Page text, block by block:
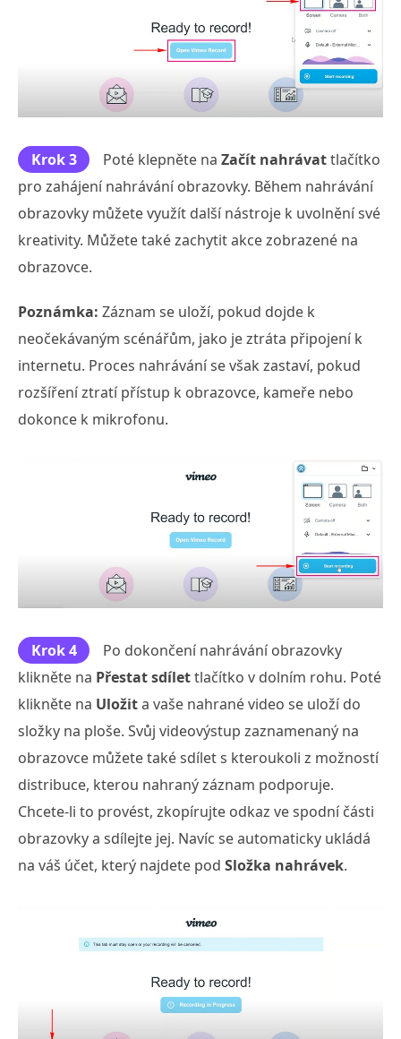
Krok 3 Poté klepněte na Začít nahrávattlačítko
pro zahájení nahrávání obrazovky. Během nahrávání
obrazovky můžete využít další nástroje k uvolnění své
kreativity. Můžete také zachytit akce zobrazené na
obrazovce.
Poznámka: Záznam se uloží, pokud dojde k
neočekávaným scénářům, jako je ztráta připojení k
internetu. Proces nahrávání se však zastaví, pokud
rozšíření ztratí přístup k obrazovce, kameře nebo
dokonce k mikrofonu.
Krok 4
Po dokončení nahrávání obrazovky
klikněte na Přestat sdílettlačítko v dolním rohu. Poté
klikněte na Uložita vaše nahrané video se uloží do
složky na ploše. Svůj videovýstup zaznamenaný na
obrazovce můžete také sdílet s kteroukoli z možností
distribuce, kterou nahraný záznam podporuje.
Chcete-li to provést, zkopírujte odkaz ve spodní části
obrazovky a sdílejte jej. Navíc se automaticky ukládá
na váš účet, který najdete pod Složka nahrávek.